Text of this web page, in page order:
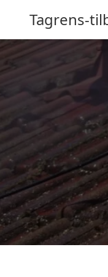
Tagrens-